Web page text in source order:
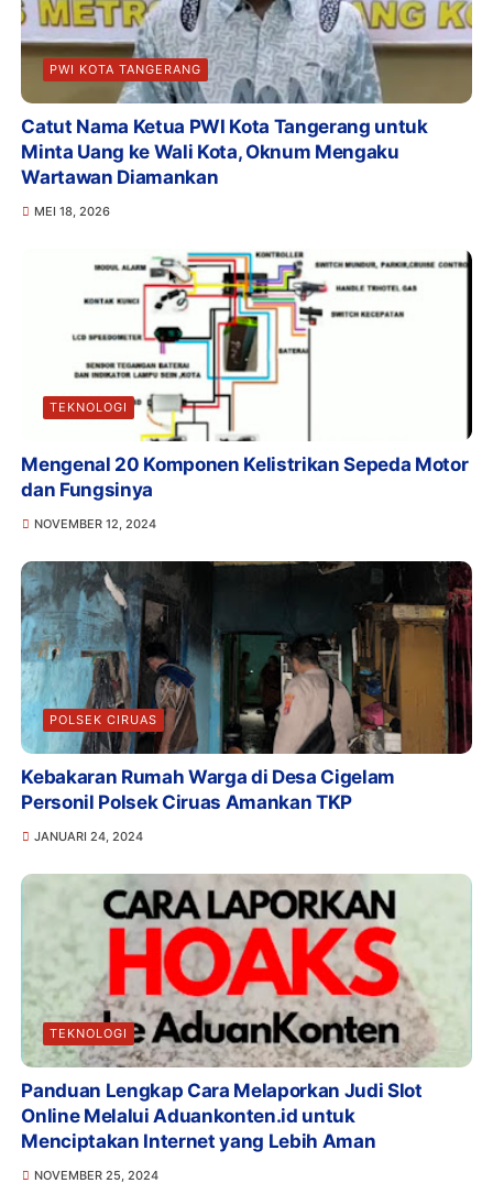
PWI KOTA TANGERANG
Catut Nama Ketua PWI Kota Tangerang untuk
Minta Uang ke Wali Kota, Oknum Mengaku
Wartawan Diamankan
MEI 18, 2026
TEKNOLOGI
Mengenal 20 Komponen Kelistrikan Sepeda Motor
dan Fungsinya
NOVEMBER 12, 2024
POLSEK CIRUAS
Kebakaran Rumah Warga di Desa Cigelam
Personil Polsek Ciruas Amankan TKP
JANUARI 24, 2024
TEKNOLOGI
Panduan Lengkap Cara Melaporkan Judi Slot
Online Melalui Aduankonten.id untuk
Menciptakan Internet yang Lebih Aman
NOVEMBER 25, 2024